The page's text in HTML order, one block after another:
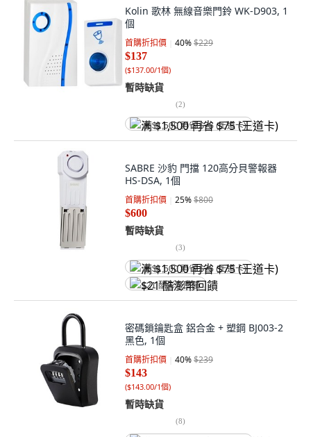
Kolin 歌林 無線音樂門鈴 WK-D903, 1
個
首購折扣價 40%$229
$137
($137.00/1個)
暫時缺貨
(2)
满 $1,500 再省 $75 (王道卡)
SABRE 沙豹 門擋 120高分貝警報器
HS-DSA, 1個
首購折扣價 25%$800
$600
暫時缺貨
(3)
满 $1,500 再省 $75 (王道卡)
$21 酷澎幣回饋
密碼鎖鑰匙盒 鋁合金 + 塑鋼 BJ003-2
黑色, 1個
首購折扣價 40%$239
$143
($143.00/1個)
暫時缺貨
(8)